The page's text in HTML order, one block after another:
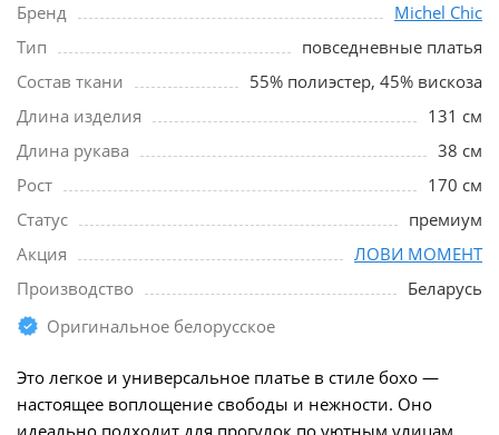
Бренд
Michel Chic
Тип
повседневные платья
Состав ткани
55% полиэстер, 45% вискоза
Длина изделия
131 см
Длина рукава
38 см
Рост
170 см
Статус
премиум
Акция
ЛОВИ МОМЕНТ
Производство
Беларусь
Оригинальное белорусское
Это легкое и универсальное платье в стиле бохо —
настоящее воплощение свободы и нежности. Оно
идеально подходит для прогулок по уютным улицам,